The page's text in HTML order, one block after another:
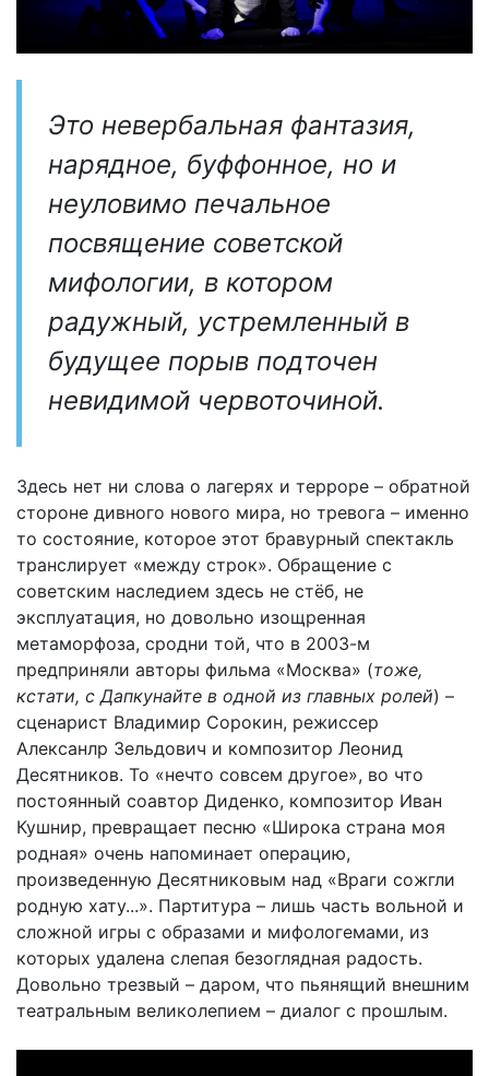
Это невербальная фантазия,
нарядное, буффонное, но и
неуловимо печальное
посвящение советской
мифологии, в котором
радужный, устремленный в
будущее порыв подточен
невидимой червоточиной.
Здесь нет ни слова о лагерях и терроре – обратной
стороне дивного нового мира, но тревога – именно
то состояние, которое этот бравурный спектакль
транслирует «между строк». Обращение с
советским наследием здесь не стёб, не
эксплуатация, но довольно изощренная
метаморфоза, сродни той, что в 2003-м
предприняли авторы фильма «Москва» (тоже,
кстати, с Дапкунайте в одной из главных ролей) –
сценарист Владимир Сорокин, режиссер
Алексанлр Зельдович и композитор Леонид
Десятников. То «нечто совсем другое», во что
постоянный соавтор Диденко, композитор Иван
Кушнир, превращает песню «Широка страна моя
родная» очень напоминает операцию,
произведенную Десятниковым над «Враги сожгли
родную хату...». Партитура – лишь часть вольной и
сложной игры с образами и мифологемами, из
которых удалена слепая безоглядная радость.
Довольно трезвый – даром, что пьянящий внешним
театральным великолепием – диалог с прошлым.